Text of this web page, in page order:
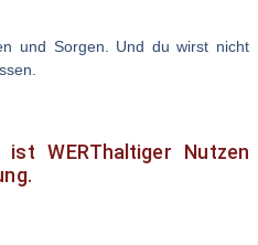
und Sorgen. Und du wirst nicht
WERThaltiger Nutzen